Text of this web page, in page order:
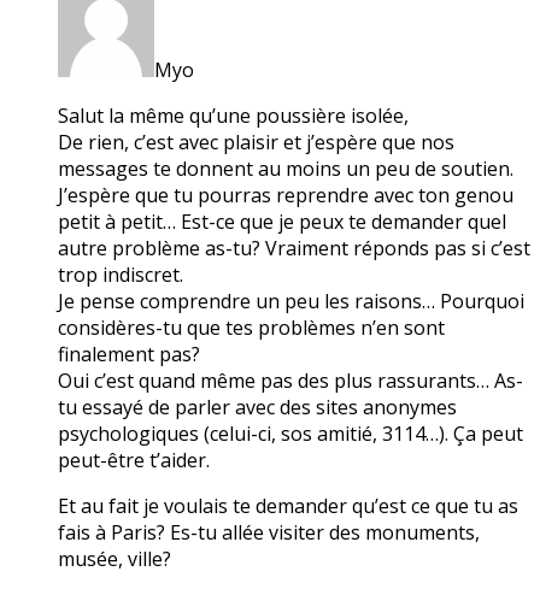
Myo
Salut la même qu’une poussière isolée,
De rien, c’est avec plaisir et j’espère que nos
messages te donnent au moins un peu de soutien.
J’espère que tu pourras reprendre avec ton genou
petit à petit… Est-ce que je peux te demander quel
autre problème as-tu? Vraiment réponds pas si c’est
trop indiscret.
Je pense comprendre un peu les raisons… Pourquoi
considères-tu que tes problèmes n’en sont
finalement pas?
Oui c’est quand même pas des plus rassurants… As-
tu essayé de parler avec des sites anonymes
psychologiques (celui-ci, sos amitié, 3114…). Ça peut
peut-être t’aider.
Et au fait je voulais te demander qu’est ce que tu as
fais à Paris? Es-tu allée visiter des monuments,
musée, ville?